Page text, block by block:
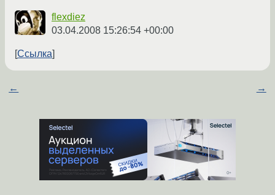
flexdiez
03.04.2008 15:26:54 +00:00
Ссылка
← →